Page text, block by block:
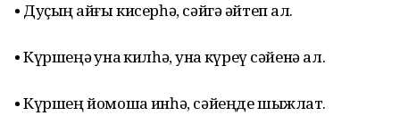
• Дуҫың ҡайғы кисерһә, сәйгә әйтеп ал.
• Күршеңә ҡунаҡ килһә, ҡунаҡ күреү сәйенә ал.
• Күршең йомошҡа инһә, сәйеңде шыжлат.